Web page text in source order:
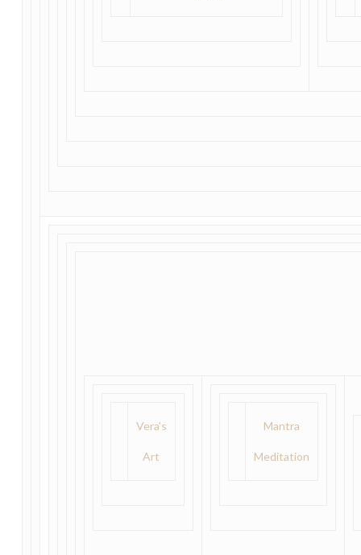
Vera’s
Art
Mantra
Meditation